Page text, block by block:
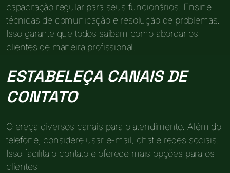
capacitação regular para seus funcionários. Ensine
técnicas de comunicação e resolução de problemas.
Isso garante que todos saibam como abordar os
clientes de maneira profissional.
ESTABELEÇA CANAIS DE
CONTATO
Ofereça diversos canais para o atendimento. Além do
telefone, considere usar e-mail, chat e redes sociais.
Isso facilita o contato e oferece mais opções para os
clientes.